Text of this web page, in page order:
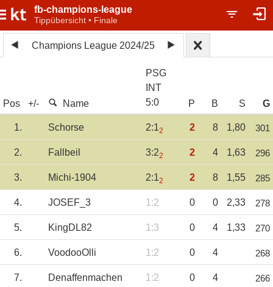
fb-champions-league
Tippübersicht • Finale
Champions League 2024/25
Pos +/- Name
PSG
INT
5:0 P B S G
1. Schorse 2:12 2 8 1,80 301
2. Fallbeil 3:22 2 4 1,63 296
3. Michi-1904 2:12 2 8 1,55 285
4. JOSEF_3 1:2 0 0 2,33 278
5. KingDL82 1:3 0 4 1,33 270
6. VoodooOlli 1:2 0 4 268
7. Denaffenmachen 1:2 0 4 266